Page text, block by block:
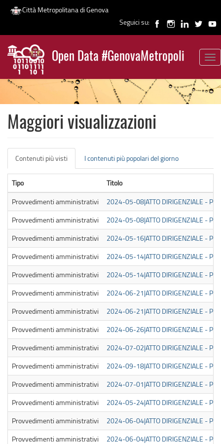
Salta
contenuto
principale
Città Metropolitana di Genova
Seguici su:
Open Data #GenovaMetropoli
News
Maggiori visualizzazioni
Schede
primarie
Contenuti più visti (scheda
attiva)
I contenuti più popolari del giorno
Tipo
Titolo
Provvedimenti amministrativi
2024-05-08|ATTO DIRIGENZIALE -
Provvedimenti amministrativi
2024-05-08|ATTO DIRIGENZIALE -
Provvedimenti amministrativi
2024-05-16|ATTO DIRIGENZIALE -
Provvedimenti amministrativi
2024-05-14|ATTO DIRIGENZIALE -
Provvedimenti amministrativi
2024-05-14|ATTO DIRIGENZIALE -
Provvedimenti amministrativi
2024-06-21|ATTO DIRIGENZIALE -
Provvedimenti amministrativi
2024-06-21|ATTO DIRIGENZIALE -
Provvedimenti amministrativi
2024-06-26|ATTO DIRIGENZIALE -
Provvedimenti amministrativi
2024-07-02|ATTO DIRIGENZIALE -
Provvedimenti amministrativi
2024-09-18|ATTO DIRIGENZIALE -
Provvedimenti amministrativi
2024-07-01|ATTO DIRIGENZIALE -
Provvedimenti amministrativi
2024-05-24|ATTO DIRIGENZIALE -
Provvedimenti amministrativi
2024-06-04|ATTO DIRIGENZIALE -
Provvedimenti amministrativi
2024-06-04|ATTO DIRIGENZIALE -